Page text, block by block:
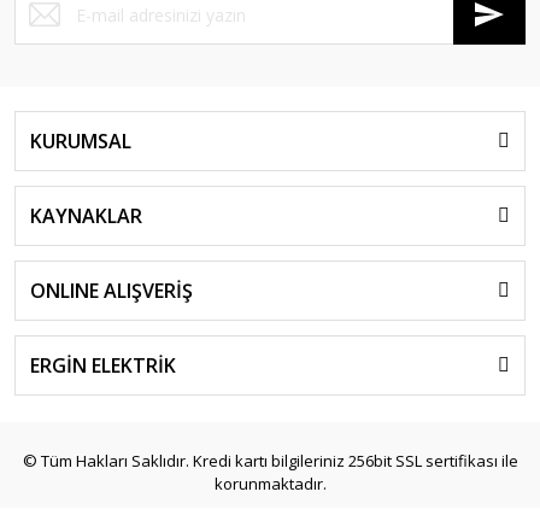
KURUMSAL
KAYNAKLAR
ONLINE ALIŞVERİŞ
ERGİN ELEKTRİK
© Tüm Hakları Saklıdır. Kredi kartı bilgileriniz 256bit SSL sertifikası ile
korunmaktadır.